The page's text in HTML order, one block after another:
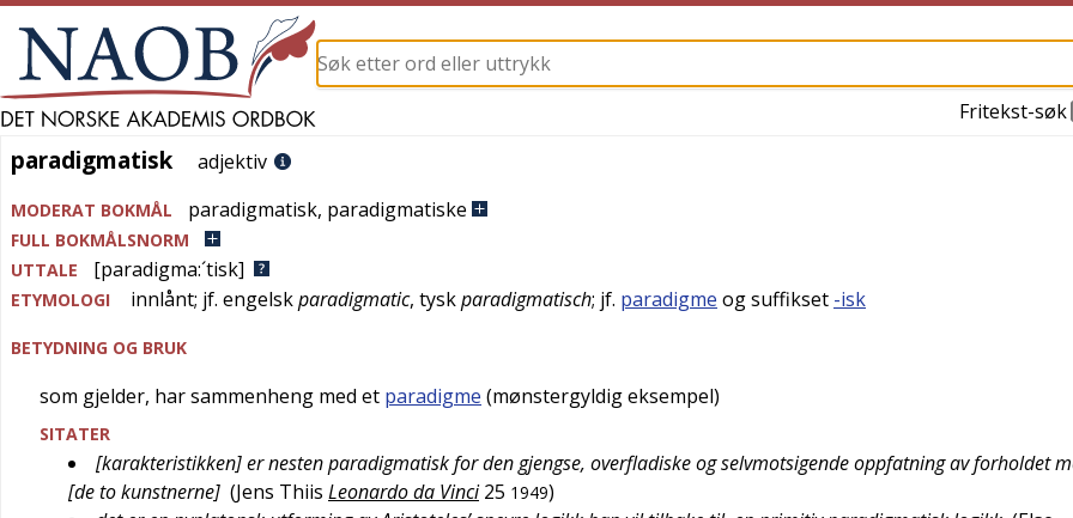
Fritekst-søk
paradigmatisk
paradigmatisk adjektiv
MODERAT BOKMÅL paradigmatisk, paradigmatiske
FULL BOKMÅLSNORM
UTTALE
[paradigma:´tisk]
ETYMOLOGI innlånt; jf. engelskparadigmatic, tyskparadigmatisch; jf. paradigme og suffikset -isk
BETYDNING OG BRUK
som gjelder, har sammenheng med et paradigme (mønstergyldig eksempel)
SITATER
[karakteristikken] er nesten paradigmatisk for den gjengse, overfladiske og selvmotsigende oppfatning av forholdet
[de to kunstnerne] (Jens Thiis Leonardo da Vinci 25 1949)